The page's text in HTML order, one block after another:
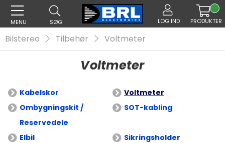
MENU SØG LOG IND PRODUKTER
Bilstereo Tilbehør Voltmeter
Voltmeter
Kabelskor
Voltmeter
Ombygningskit /
Reservedele
SOT-kabling
Elbil
Sikringsholder